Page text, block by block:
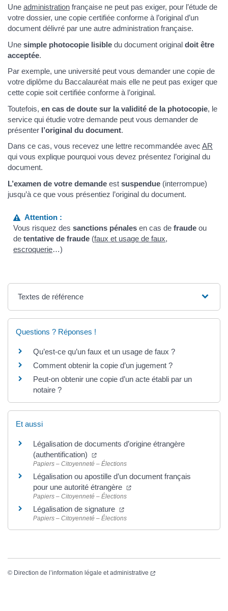
Une administration française ne peut pas exiger, pour l’étude de
votre dossier, une copie certifiée conforme à l’original d’un
document délivré par une autre administration française.
Une simple photocopie lisible du document original doit être
acceptée.
Par exemple, une université peut vous demander une copie de
votre diplôme du Baccalauréat mais elle ne peut pas exiger que
cette copie soit certifiée conforme à l’original.
Toutefois, en cas de doute sur la validité de la photocopie, le
service qui étudie votre demande peut vous demander de
présenter l’original du document.
Dans ce cas, vous recevez une lettre recommandée avec AR
qui vous explique pourquoi vous devez présentez l’original du
document.
L’examen de votre demande est suspendue (interrompue)
jusqu’à ce que vous présentiez l’original du document.
Attention :
Vous risquez dessanctions pénales en cas defraude ou
detentative de fraude (faux et usage de faux,
escroquerie…)
Textes de référence
Questions ? Réponses !
Qu’est-ce qu’un faux et un usage de faux ?
Comment obtenir la copie d’un jugement ?
Peut-on obtenir une copie d’un acte établi par un
notaire ?
Et aussi
Légalisation de documents d’origine étrangère
(authentification)
Papiers – Citoyenneté – Élections
Légalisation ou apostille d’un document français
pour une autorité étrangère
Papiers – Citoyenneté – Élections
Légalisation de signature
Papiers – Citoyenneté – Élections
© Direction de l’information légale et administrative